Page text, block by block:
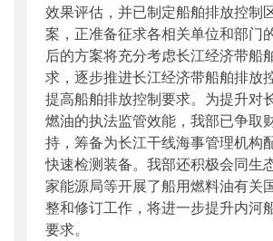
效果评估，并已制定船舶排放控制
案，正准备征求各相关单位和部门
后的方案将充分考虑长江经济带船
求，逐步推进长江经济带船舶排放
提高船舶排放控制要求。为提升对
燃油的执法监管效能，我部已争取
持，筹备为长江干线海事管理机构
快速检测装备。我部还积极会同生
家能源局等开展了船用燃料油有关
整和修订工作，将进一步提升内河
要求。